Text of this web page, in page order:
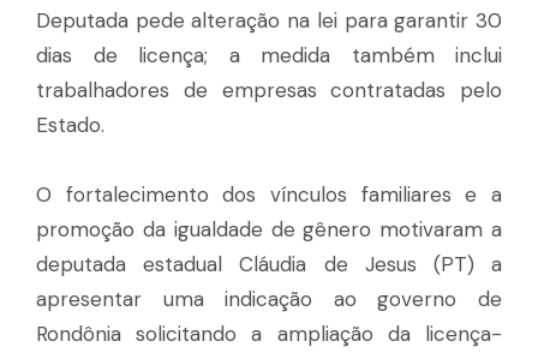
Deputada pede alteração na lei para garantir 30
dias de licença; a medida também inclui
trabalhadores de empresas contratadas pelo
Estado.
O fortalecimento dos vínculos familiares e a
promoção da igualdade de gênero motivaram a
deputada estadual Cláudia de Jesus (PT) a
apresentar uma indicação ao governo de
Rondônia solicitando a ampliação da licença-